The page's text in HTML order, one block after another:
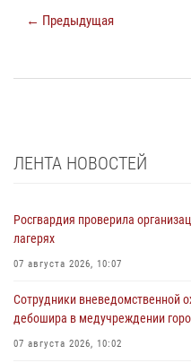
← Предыдущая
ЛЕНТА НОВОСТЕЙ
Росгвардия проверила
лагерях
07 августа 2026, 10:07
Сотрудники вневедомственной
дебошира в медучреждении
07 августа 2026, 10:02